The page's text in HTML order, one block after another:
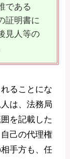
である
証明書に
見人等の
ることにな
は、法務局
を記載した
己の代理権
手方も、任